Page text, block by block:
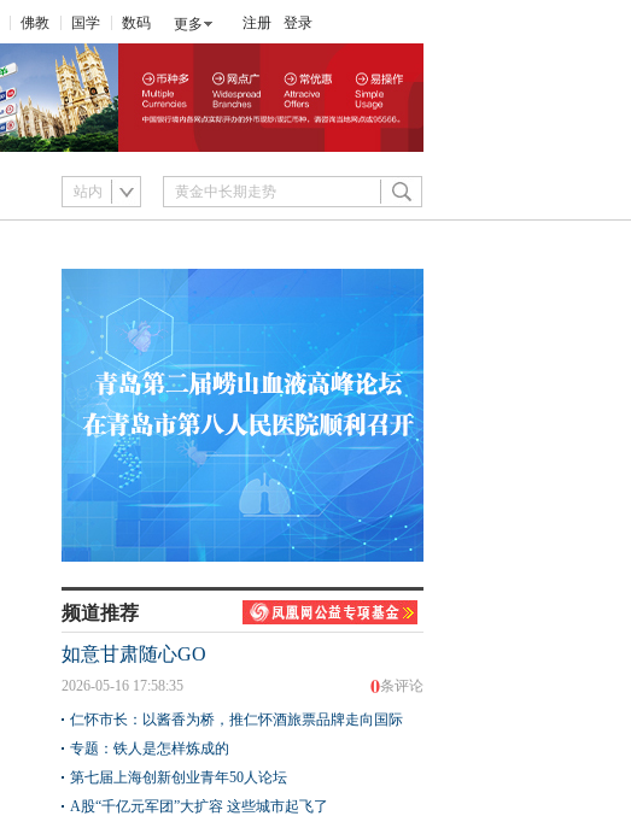
佛教 国学 数码 更多 注册 登录
站内
频道推荐
如意甘肃随心GO
0条评论
2026-05-16 17:58:35
仁怀市长：以酱香为桥，推仁怀酒旅票品牌走向国际
专题：铁人是怎样炼成的
第七届上海创新创业青年50人论坛
A股“千亿元军团”大扩容 这些城市起飞了